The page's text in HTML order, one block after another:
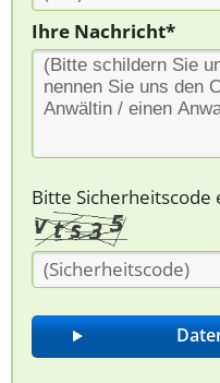
Ihre Nachricht*
Bitte Sicherheitscode